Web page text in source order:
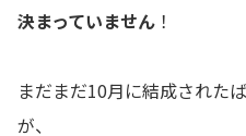
決まっていません ！
まだまだ10月に結成された
が、